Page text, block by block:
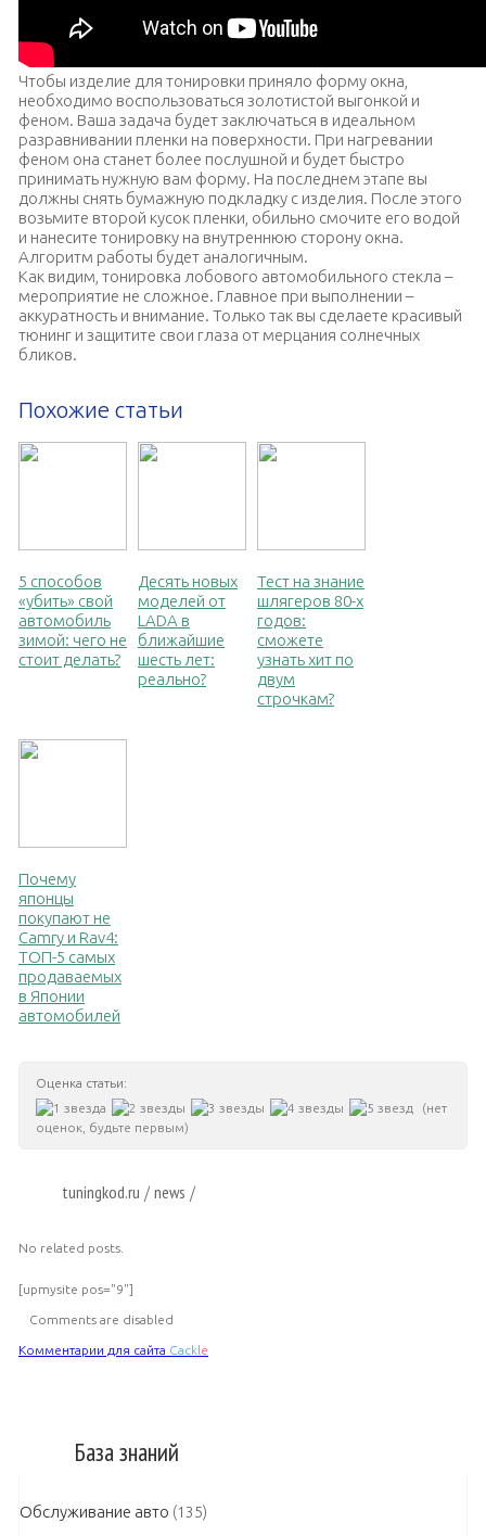
Чтобы изделие для тонировки приняло форму окна,
необходимо воспользоваться золотистой выгонкой и
феном. Ваша задача будет заключаться в идеальном
разравнивании пленки на поверхности. При нагревании
феном она станет более послушной и будет быстро
принимать нужную вам форму. На последнем этапе вы
должны снять бумажную подкладку с изделия. После этого
возьмите второй кусок пленки, обильно смочите его водой
и нанесите тонировку на внутреннюю сторону окна.
Алгоритм работы будет аналогичным.
Как видим, тонировка лобового автомобильного стекла –
мероприятие не сложное. Главное при выполнении –
аккуратность и внимание. Только так вы сделаете красивый
тюнинг и защитите свои глаза от мерцания солнечных
бликов.
Похожие статьи
5 способов
«убить» свой
автомобиль
зимой: чего не
стоит делать?
Десять новых
моделей от
LADA в
ближайшие
шесть лет:
реально?
Тест на знание
шлягеров 80-х
годов:
сможете
узнать хит по
двум
строчкам?
Почему
японцы
покупают не
Camry и Rav4:
ТОП-5 самых
продаваемых
в Японии
автомобилей
Оценка статьи:
(нет
оценок, будьте первым)
tuningkod.ru / news /
No related posts.
[upmysite pos="9"]
Comments are disabled
Комментарии для сайта Cackle
База знаний
Обслуживание авто (135)